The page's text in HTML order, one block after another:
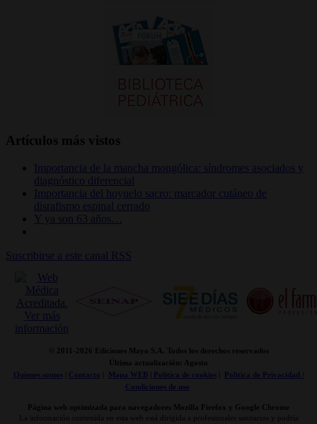
Artículos más vistos
Importancia de la mancha mongólica: síndromes asociados y
diagnóstico diferencial
Importancia del hoyuelo sacro: marcador cutáneo de
disrafismo espinal cerrado
Y ya son 63 años…
Suscribirse a este canal RSS
© 2011- 2026 Ediciones Mayo S.A. Todos los derechos reservados
Última actualización: Agosto
Quienes somos| Contacto Mapa WEB| Politica de cookies|
Politica de Privacidad /
Condiciones de uso
Página web optimizada para navegadores Mozilla Firefox y Google Chrome
La información contenida en esta web está dirigida a profesionales sanitarios y podría